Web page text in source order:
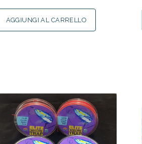
AGGIUNGI AL CARRELLO